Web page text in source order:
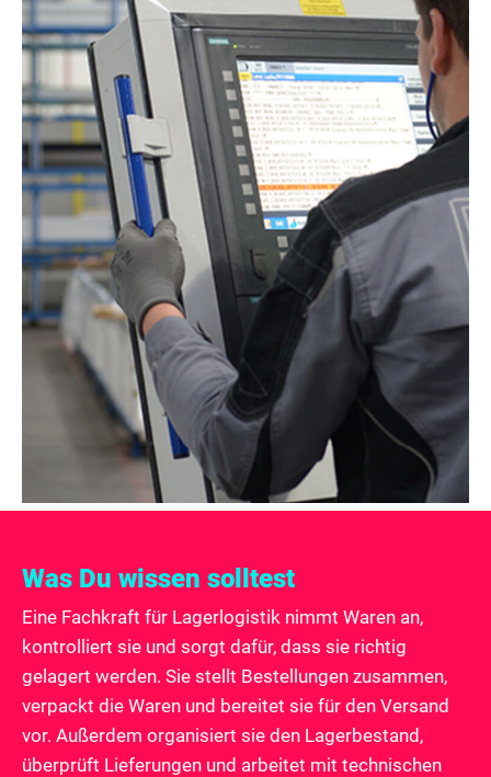
Was Du wissen solltest
Eine Fachkraft für Lagerlogistik nimmt Waren an,
kontrolliert sie und sorgt dafür, dass sie richtig
gelagert werden. Sie stellt Bestellungen zusammen,
verpackt die Waren und bereitet sie für den Versand
vor. Außerdem organisiert sie den Lagerbestand,
überprüft Lieferungen und arbeitet mit technischen